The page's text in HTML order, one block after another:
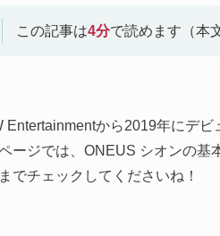
この記事は4分で読めます（本
Entertainmentから2019年にデビ
ージでは、ONEUS シオンの基
でチェックしてくださいね！